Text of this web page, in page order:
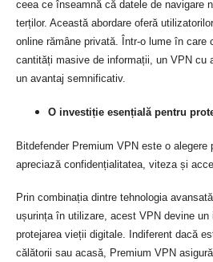
ceea ce înseamnă că datele de navigare
terților. Această abordare oferă
online rămâne privată. Într-o lume în care
cantități masive de informații, un VPN cu
un avantaj semnificativ.
O investiție esențială pentru
Bitdefender Premium VPN este o alegere
apreciază confidențialitatea, viteza și
Prin combinația dintre tehnologia
ușurința în utilizare, acest VPN devine
protejarea vieții digitale. Indiferent dacă
călătorii sau acasă, Premium VPN